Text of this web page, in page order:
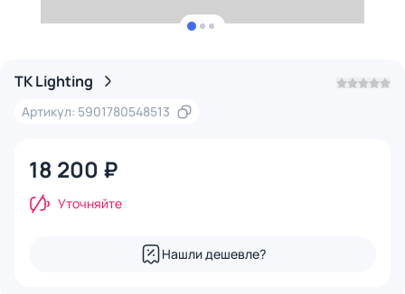
TK Lighting
Артикул: 5901780548513
18 200 ₽
Уточняйте
Нашли дешевле?